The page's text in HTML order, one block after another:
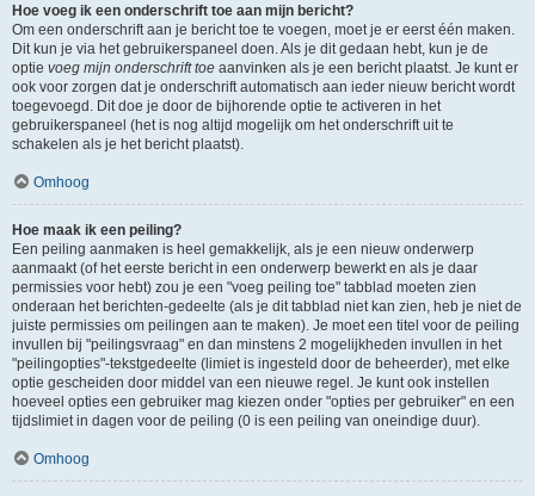
Hoe voeg ik een onderschrift toe aan mijn bericht?
Om een onderschrift aan je bericht toe te voegen, moet je er eerst één maken.
Dit kun je via het gebruikerspaneel doen. Als je dit gedaan hebt, kun je de
optie voeg mijn onderschrift toe aanvinken als je een bericht plaatst. Je kunt er
ook voor zorgen dat je onderschrift automatisch aan ieder nieuw bericht wordt
toegevoegd. Dit doe je door de bijhorende optie te activeren in het
gebruikerspaneel (het is nog altijd mogelijk om het onderschrift uit te
schakelen als je het bericht plaatst).
Omhoog
Hoe maak ik een peiling?
Een peiling aanmaken is heel gemakkelijk, als je een nieuw onderwerp
aanmaakt (of het eerste bericht in een onderwerp bewerkt en als je daar
permissies voor hebt) zou je een "voeg peiling toe" tabblad moeten zien
onderaan het berichten-gedeelte (als je dit tabblad niet kan zien, heb je niet de
juiste permissies om peilingen aan te maken). Je moet een titel voor de peiling
invullen bij "peilingsvraag" en dan minstens 2 mogelijkheden invullen in het
"peilingopties"-tekstgedeelte (limiet is ingesteld door de beheerder), met elke
optie gescheiden door middel van een nieuwe regel. Je kunt ook instellen
hoeveel opties een gebruiker mag kiezen onder "opties per gebruiker" en een
tijdslimiet in dagen voor de peiling (0 is een peiling van oneindige duur).
Omhoog